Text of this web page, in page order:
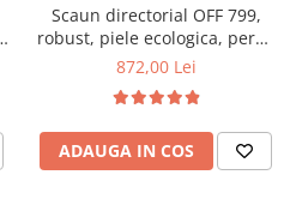
Scaun directorial OFF 799,
robust, piele ecologica, perne
duble, baza cromata,
872,00 Lei
ADAUGA IN COS